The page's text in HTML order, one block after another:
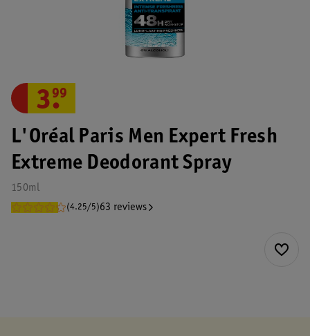
L'Oréal Paris Men Expert Fresh
Extreme Deodorant Spray
150ml
(4.25/5)63 reviews
3.
99